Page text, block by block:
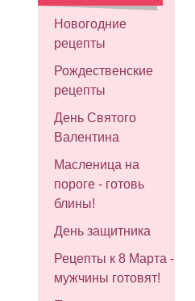
Новогодние
рецепты
Рождественские
рецепты
День Святого
Валентина
Масленица на
пороге - готовь
блины!
День защитника
Рецепты к 8 Марта -
мужчины готовят!